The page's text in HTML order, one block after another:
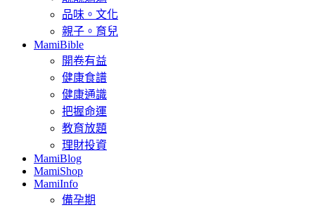
品味。文化
親子。育兒
MamiBible
開卷有益
健康食譜
健康通識
把握命運
教育放題
理財投資
MamiBlog
MamiShop
MamiInfo
備孕期